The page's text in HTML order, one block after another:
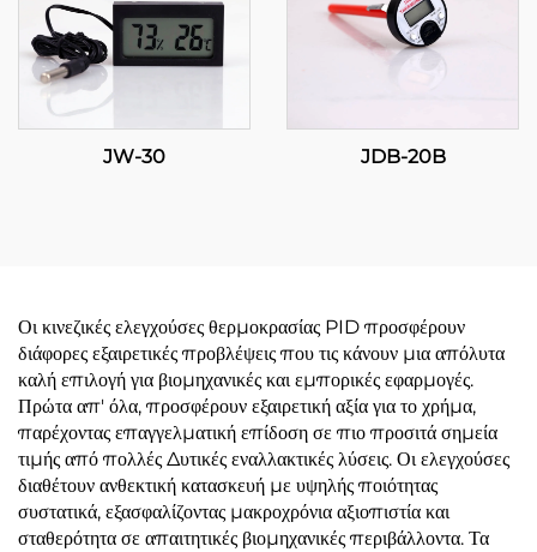
JW-30 JDB-20B
Οι κινεζικές ελεγχούσες θερμοκρασίας PID προσφέρουν
διάφορες εξαιρετικές προβλέψεις που τις κάνουν μια απόλυτα
καλή επιλογή για βιομηχανικές και εμπορικές εφαρμογές.
Πρώτα απ' όλα, προσφέρουν εξαιρετική αξία για το χρήμα,
παρέχοντας επαγγελματική επίδοση σε πιο προσιτά σημεία
τιμής από πολλές Δυτικές εναλλακτικές λύσεις. Οι ελεγχούσες
διαθέτουν ανθεκτική κατασκευή με υψηλής ποιότητας
συστατικά, εξασφαλίζοντας μακροχρόνια αξιοπιστία και
σταθερότητα σε απαιτητικές βιομηχανικές περιβάλλοντα. Τα